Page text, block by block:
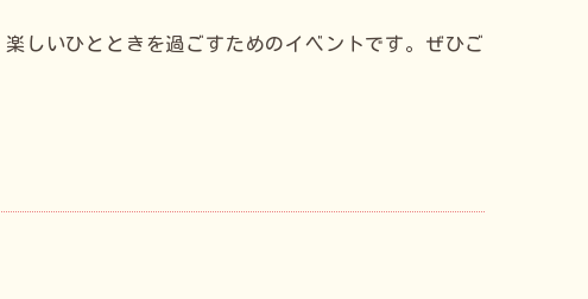
しいひとときを過ごすためのイベントです。ぜひご